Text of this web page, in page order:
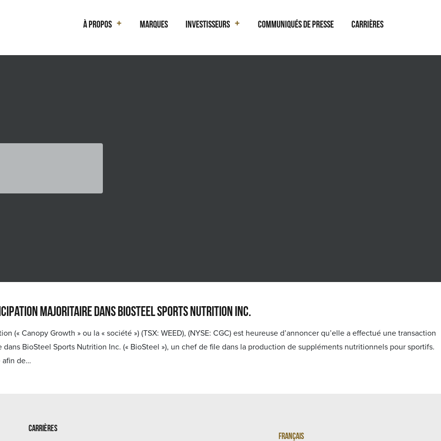
À propos Marques Investisseurs Communiqués de presse Carrières
majoritaire dans BioSteel Sports Nutrition Inc.
(« Canopy Growth » ou la « société ») (TSX: WEED), (NYSE: CGC) est heureuse d’annoncer qu’elle a effectué une transaction
BioSteel Sports Nutrition Inc. (« BioSteel »), un chef de file dans la production de suppléments nutritionnels pour sportifs.
afin de…
Carrières
Français